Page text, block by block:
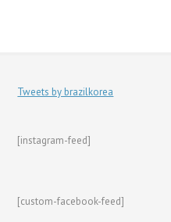
Tweets by brazilkorea
[instagram-feed]
[custom-facebook-feed]